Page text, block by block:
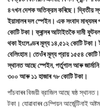
৪৭খন দেশক অতিক্রম কৰিছে। দ্বিতীয়
ইয়ামালৰ দল স্পেইন। এক সংবাদ
কোটি টকা। ফ্ৰান্সৰ আটাইতকৈ দামী
থকা ইংলেণ্ডৰ মূল্য ১৪,৫১২ কোটি টকা।
বেলিংহাম। তেওঁৰ মূল্য প্রায় ১৫৫৪ কোটি
স্থানত আছে স্পেইন, পর্তুগাল আৰু
৩০০ আৰু ১১ হাজাৰ ৭৮ কোটি টকা।
পাঁচবাৰৰ বিজয়ী ব্রাজিল আছে ষষ্ঠ
টকা। যোৱাবাৰৰ চেম্পিয়ন আর্জেন্টিনাই